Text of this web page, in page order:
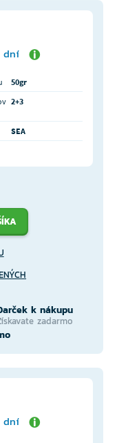
dní
50gr
2+3
SEA
k nákupu
zadarmo
dní